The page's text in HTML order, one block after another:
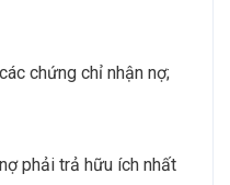
chứng chỉ nhận nợ;
phải trả hữu ích nhất